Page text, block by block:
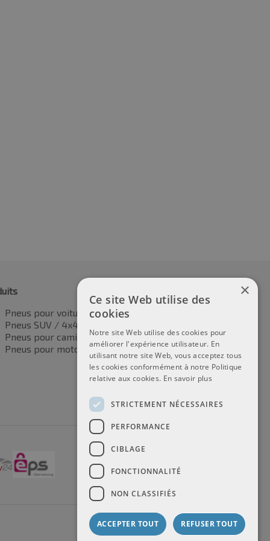
94V
Pneus pour voitures
Pneus SUV / 4x4
Pneus pour camionnettes
Pneus pour motos
×
Ce site Web utilise des
cookies
Notre site Web utilise des cookies pour
améliorer l'expérience utilisateur. En
utilisant notre site Web, vous acceptez tous
les cookies conformément à notre Politique
relative aux cookies. En savoir plus
STRICTEMENT NÉCESSAIRES
PERFORMANCE
CIBLAGE
FONCTIONNALITÉ
NON CLASSIFIÉS
ACCEPTER TOUT REFUSER TOUT